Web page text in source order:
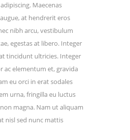
Maecenas
at hendrerit eros
nibh arcu, vestibulum
egestas at libero. Integer
tincidunt ultricies. Integer
ac elementum et, gravida
eu orci in erat sodales
urna, fringilla eu luctus
magna. Nam ut aliquam
nisl sed nunc mattis